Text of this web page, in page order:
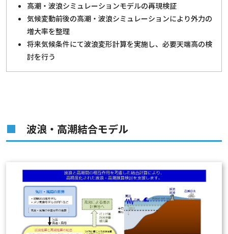
高潮・波浪シミュレーションモデルの再現検証
気候変動前後の高潮・波浪シミュレーションにより外力の
増大率を整理
将来気候条件にて波浪変形計算を実施し、必要天端高の検
討を行う
波浪・高潮結合モデル